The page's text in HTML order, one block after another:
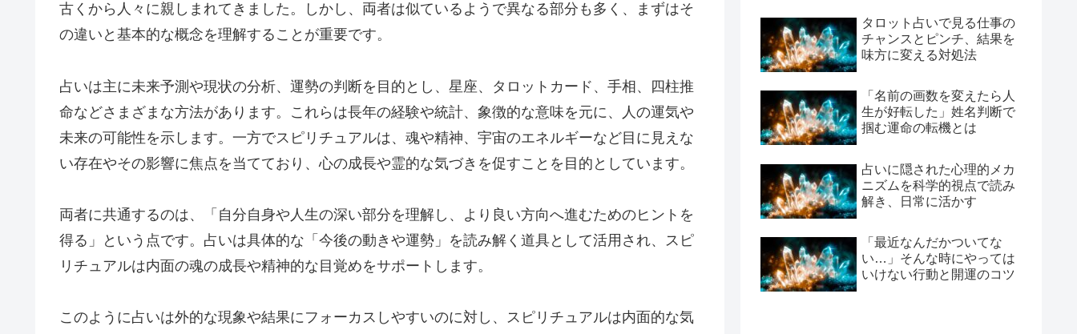
古くから人々に親しまれてきました。しかし、両者は似ているようで異なる部分も多く、まずはそ
の違いと基本的な概念を理解することが重要です。
占いは主に未来予測や現状の分析、運勢の判断を目的とし、星座、タロットカード、手相、四柱推
命などさまざまな方法があります。これらは長年の経験や統計、象徴的な意味を元に、人の運気や
未来の可能性を示します。一方でスピリチュアルは、魂や精神、宇宙のエネルギーなど目に見えな
い存在やその影響に焦点を当てており、心の成長や霊的な気づきを促すことを目的としています。
両者に共通するのは、「自分自身や人生の深い部分を理解し、より良い方向へ進むためのヒントを
得る」という点です。占いは具体的な「今後の動きや運勢」を読み解く道具として活用され、スピ
リチュアルは内面の魂の成長や精神的な目覚めをサポートします。
このように占いは外的な現象や結果にフォーカスしやすいのに対し、スピリチュアルは内面的な気
タロット占いで見る仕事の
チャンスとピンチ、結果を
味方に変える対処法
「名前の画数を変えたら人
生が好転した」姓名判断で
掴む運命の転機とは
占いに隠された心理的メカ
ニズムを科学的視点で読み
解き、日常に活かす
「最近なんだかついてな
い…」そんな時にやっては
いけない行動と開運のコツ